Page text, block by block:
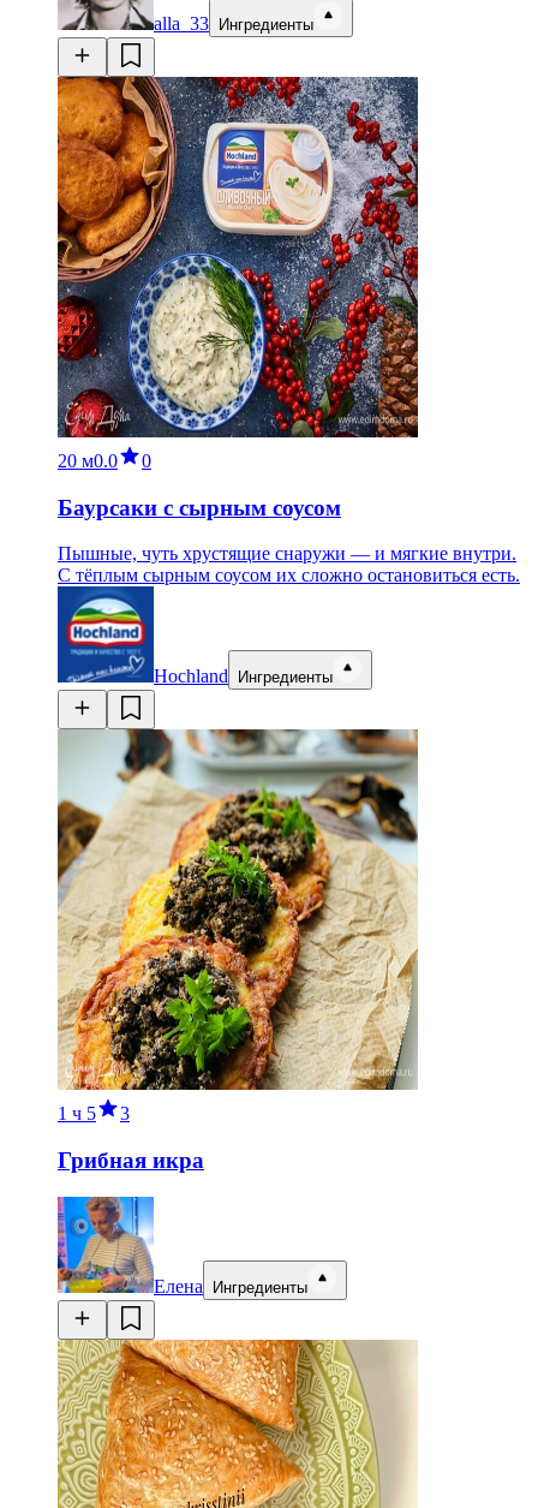
alla_33 Ингредиенты
20 м0.0 0
Баурсаки с сырным соусом
Пышные, чуть хрустящие снаружи — и мягкие внутри.
С тёплым сырным соусом их сложно остановиться есть.
Hochland Ингредиенты
1 ч 5 3
Грибная икра
Елена Ингредиенты